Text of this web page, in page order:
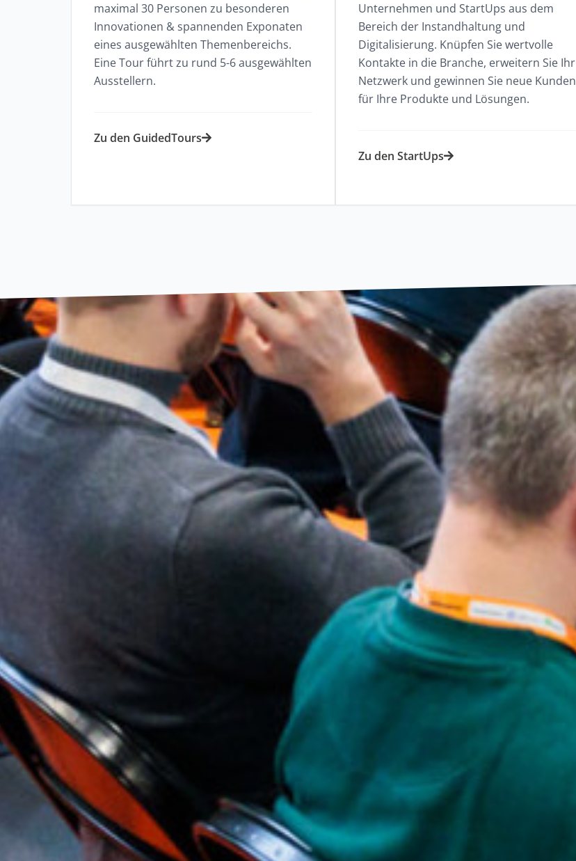
maximal 30 Personen zu besonderen
Innovationen & spannenden Exponaten
eines ausgewählten Themenbereichs.
Eine Tour führt zu rund 5-6 ausgewählten
Ausstellern.​
Zu den GuidedTours
Unternehmen und StartUps aus dem
Bereich der Instandhaltung und
Digitalisierung. Knüpfen Sie wertvolle
Kontakte in die Branche, erweitern Sie Ihr
Netzwerk und gewinnen Sie neue Kunden
für Ihre Produkte und Lösungen.​
Zu den StartUps